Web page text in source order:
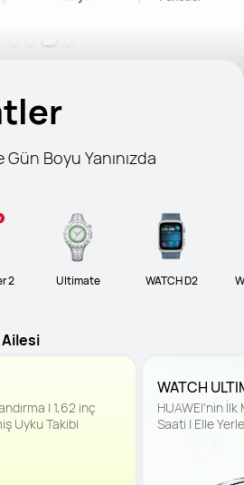
Boyu Yanınızda
2 Ultimate WATCH D2
Ailesi
| 1,62 inç
Uyku Takibi
WATCH
HUAWEI'nin İlk
Saati | Elle